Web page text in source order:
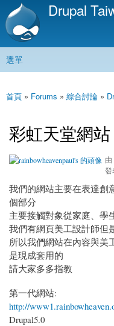
移
內
Drupal
主選單
選單
您在這裡
首頁 » Forums » 綜合討論 »
彩虹天堂網站
由
發
我們的網站主要在表達創
個部分
主要接觸對象從家庭、學
我們有網頁美工設計師但
所以我們網站在內容與美
是現成套用的
請大家多多指教
第一代網站:
http://
Drupal5.0